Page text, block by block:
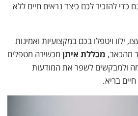
כדי להזכיר לכם כיצד נראים חיים ללא
ילוו ויטפלו בכם במקצועיות ואמינות
מהכאב, מכללת איתן מכשירה מטפלים
ולמבקשים לשפר את המודעות
חיים בריא.